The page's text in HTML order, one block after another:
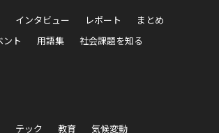
インタビュー レポート
まとめ
ント 用語集 社会課題を知る
テック 教育 気候変動